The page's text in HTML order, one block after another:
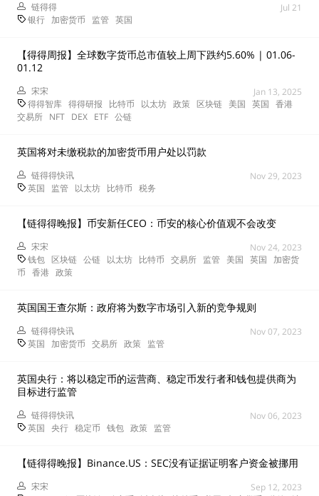
链得得
Jul 21
银行 加密货币 监管 英国
【得得周报】全球数字货币总市值较上周下跌约5.60% | 01.06-
01.12
宋宋
Jan 13, 2025
得得智库 得得研报 比特币 以太坊 政策 区块链 美国 英国 香港
交易所 NFT DEX ETF 公链
英国将对未缴税款的加密货币用户处以罚款
链得得快讯
Nov 29, 2023
英国
监管 以太坊 比特币 税务
【链得得晚报】币安新任CEO：币安的核心价值观不会改变
宋宋
Nov 24, 2023
钱包 区块链 公链 以太坊 比特币 交易所 监管 美国 英国
加密货
币 香港 政策
英国国王查尔斯：政府将为数字市场引入新的竞争规则
链得得快讯
Nov 07, 2023
英国
加密货币 交易所 政策 监管
英国央行：将以稳定币的运营商、稳定币发行者和钱包提供商为
目标进行监管
链得得快讯
Nov 06, 2023
英国 央行 稳定币 钱包 政策 监管
【链得得晚报】Binance.US：SEC没有证据证明客户资金被挪用
宋宋
Sep 12, 2023